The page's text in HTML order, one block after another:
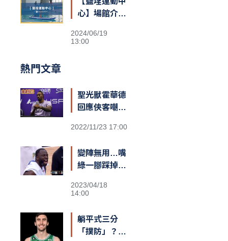
心】場館介紹
2024/06/19
13:00
熱門文章
聖光獸霍華德
回應俠客嘲諷
仇恨！我擁有
隊友，台灣給
我一對翅膀」
2022/11/23 17:00
變陣無用…嘴
綠一腳踩掉勇
2023/04/18
14:00
躺平式三分
「撲防」？